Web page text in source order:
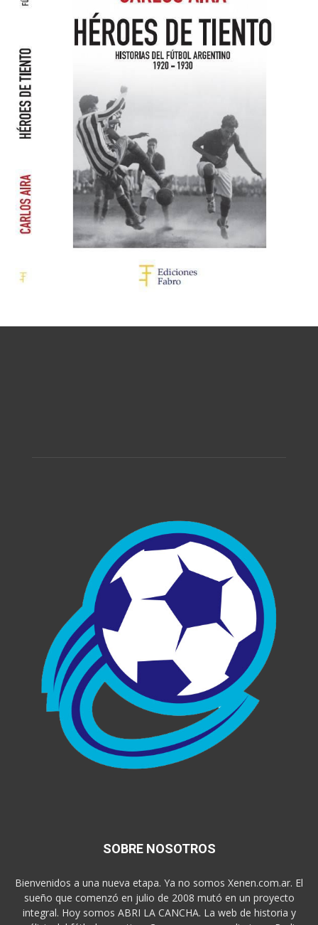
SOBRE NOSOTROS
Bienvenidos a una nueva etapa. Ya no somos Xenen.com.ar. El
sueño que comenzó en julio de 2008 mutó en un proyecto
integral. Hoy somos ABRI LA CANCHA. La web de historia y